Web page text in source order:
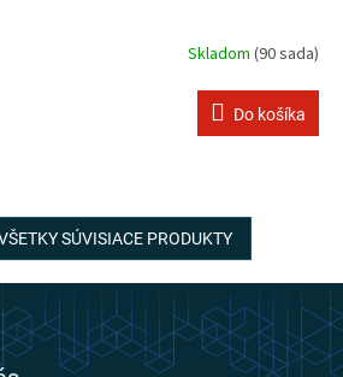
Skladom (90 sada)
Do košíka
SÚVISIACE PRODUKTY